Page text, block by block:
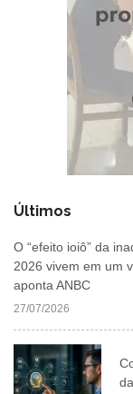
Últimos
O “efeito ioiô” da
2026 vivem em um
aponta ANBC
27/07/2026